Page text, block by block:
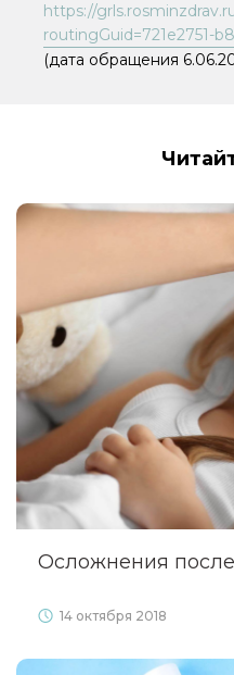
https://
routingGuid=721e2751-
(дата обращения
Осложнения
14 октября 2018